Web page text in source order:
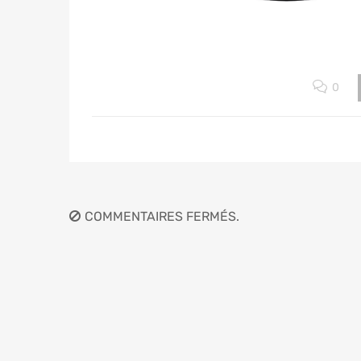
0
COMMENTAIRES FERMÉS.